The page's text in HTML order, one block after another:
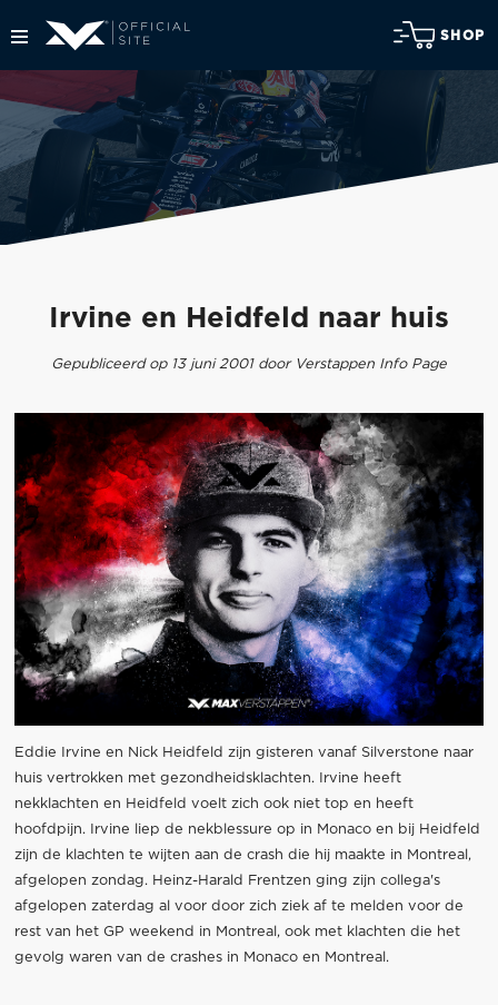
SHOP
Irvine en Heidfeld naar huis
Gepubliceerd op 13 juni 2001 door Verstappen Info Page
Eddie Irvine en Nick Heidfeld zijn gisteren vanaf Silverstone naar
huis vertrokken met gezondheidsklachten. Irvine heeft
nekklachten en Heidfeld voelt zich ook niet top en heeft
hoofdpijn. Irvine liep de nekblessure op in Monaco en bij Heidfeld
zijn de klachten te wijten aan de crash die hij maakte in Montreal,
afgelopen zondag. Heinz-Harald Frentzen ging zijn collega's
afgelopen zaterdag al voor door zich ziek af te melden voor de
rest van het GP weekend in Montreal, ook met klachten die het
gevolg waren van de crashes in Monaco en Montreal.